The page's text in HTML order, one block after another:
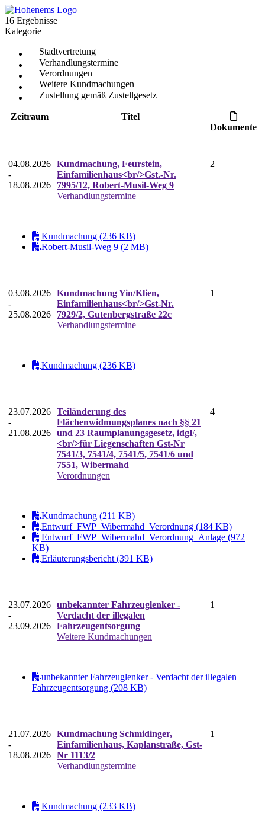
16 Ergebnisse
Kategorie
Stadtvertretung
Verhandlungstermine
Verordnungen
Weitere Kundmachungen
Zustellung gemäß Zustellgesetz
Zeitraum
Titel
Dokumente
04.08.2026
-
18.08.2026
Kundmachung, Feurstein,
Einfamilienhaus<br/>Gst.-Nr.
7995/12, Robert-Musil-Weg 9
Verhandlungstermine
2
Kundmachung (236 KB)
Robert-Musil-Weg 9 (2 MB)
03.08.2026
-
25.08.2026
Kundmachung Yin/Klien,
Einfamilienhaus<br/>Gst-Nr.
7929/2, Gutenbergstraße 22c
Verhandlungstermine
1
Kundmachung (236 KB)
23.07.2026
-
21.08.2026
Teiländerung des
Flächenwidmungsplanes nach §§ 21
und 23 Raumplanungsgesetz, idgF,
<br/>für Liegenschaften Gst-Nr
7541/3, 7541/4, 7541/5, 7541/6 und
7551, Wibermahd
Verordnungen
4
Kundmachung (211 KB)
Entwurf_FWP_Wibermahd_Verordnung (184 KB)
Entwurf_FWP_Wibermahd_Verordnung_Anlage (972
KB)
Erläuterungsbericht (391 KB)
23.07.2026
-
23.09.2026
unbekannter Fahrzeuglenker -
Verdacht der illegalen
Fahrzeugentsorgung
Weitere Kundmachungen
1
unbekannter Fahrzeuglenker - Verdacht der illegalen
Fahrzeugentsorgung (208 KB)
21.07.2026
-
18.08.2026
Kundmachung Schmidinger,
Einfamilienhaus, Kaplanstraße, Gst-
Nr 1113/2
Verhandlungstermine
1
Kundmachung (233 KB)